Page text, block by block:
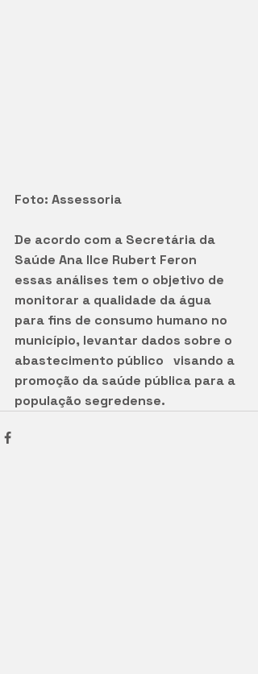
Foto: Assessoria
De acordo com a Secretária da
Saúde Ana Ilce Rubert Feron
essas análises tem o objetivo de
monitorar a qualidade da água
para fins de consumo humano no
município, levantar dados sobre o
abastecimento público   visando a
promoção da saúde pública para a
população segredense.